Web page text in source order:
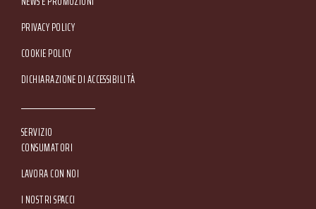
Footer Service Menu
PRIVACY POLICY
COOKIE POLICY
DICHIARAZIONE DI ACCESSIBILITÀ
SERVIZIO
CONSUMATORI
LAVORA CON NOI
I NOSTRI SPACCI